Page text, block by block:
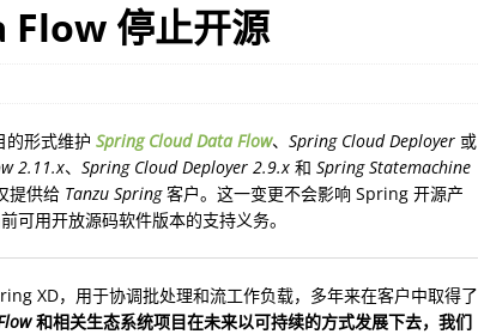
停止开源
的形式维护 Spring Cloud Data Flow、 Spring Cloud Deployer 或
2.11.x、 Spring Cloud Deployer 2.9.x 和 Spring Statemachine
提供给 Tanzu Spring客户。这一变更不会影响 Spring 开源产
可用开放源码软件版本的支持义务。
XD，用于协调批处理和流工作负载，多年来在客户中取得了
和相关生态系统项目在未来以可持续的方式发展下去，我们